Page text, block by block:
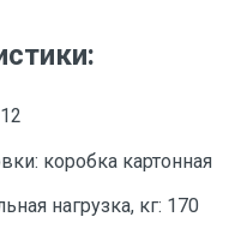
коробка картонная
нагрузка, кг: 170